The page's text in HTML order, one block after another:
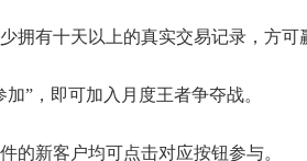
拥有十天以上的真实交易记录，方可
加”，即可加入月度王者争夺战。
的新客户均可点击对应按钮参与。